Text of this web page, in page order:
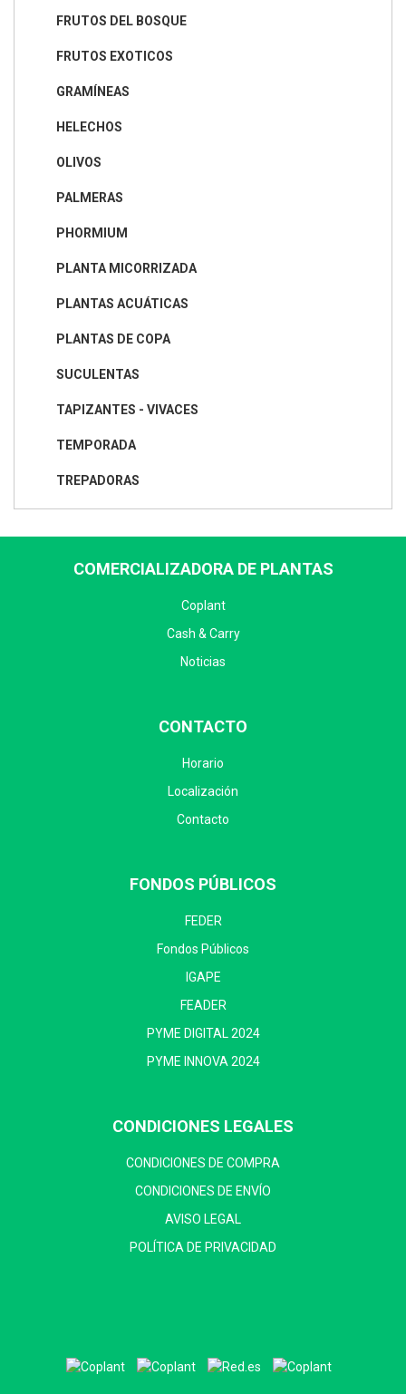
FRUTOS DEL BOSQUE
FRUTOS EXOTICOS
GRAMÍNEAS
HELECHOS
OLIVOS
PALMERAS
PHORMIUM
PLANTA MICORRIZADA
PLANTAS ACUÁTICAS
PLANTAS DE COPA
SUCULENTAS
TAPIZANTES - VIVACES
TEMPORADA
TREPADORAS
COMERCIALIZADORA DE PLANTAS
Coplant
Cash & Carry
Noticias
CONTACTO
Horario
Localización
Contacto
FONDOS PÚBLICOS
FEDER
Fondos Públicos
IGAPE
FEADER
PYME DIGITAL 2024
PYME INNOVA 2024
CONDICIONES LEGALES
CONDICIONES DE COMPRA
CONDICIONES DE ENVÍO
AVISO LEGAL
POLÍTICA DE PRIVACIDAD